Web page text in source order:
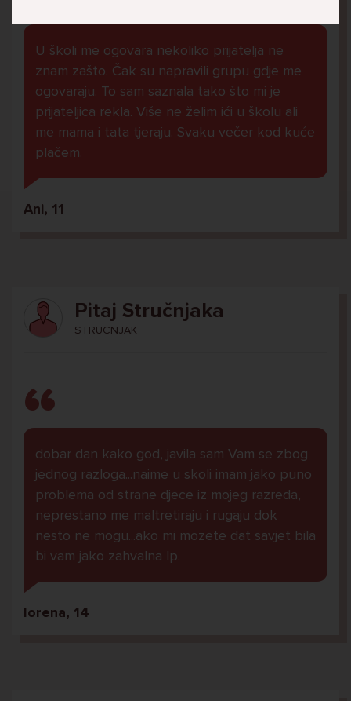
U školi me ogovara nekoliko prijatelja ne
znam zašto. Čak su napravili grupu gdje me
ogovaraju. To sam saznala tako što mi je
prijateljica rekla. Više ne želim ići u školu ali
me mama i tata tjeraju. Svaku večer kod kuće
plačem.
Ani, 11
Pitaj Stručnjaka
STRUCNJAK
dobar dan kako god, javila sam Vam se zbog
jednog razloga...naime u skoli imam jako puno
problema od strane djece iz mojeg razreda,
neprestano me maltretiraju i rugaju dok
nesto ne mogu...ako mi mozete dat savjet bila
bi vam jako zahvalna lp.
lorena, 14